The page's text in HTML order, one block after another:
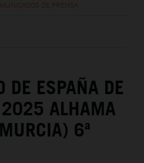
DE PRENSA
DE ESPAÑA DE
2025 ALHAMA
6ª